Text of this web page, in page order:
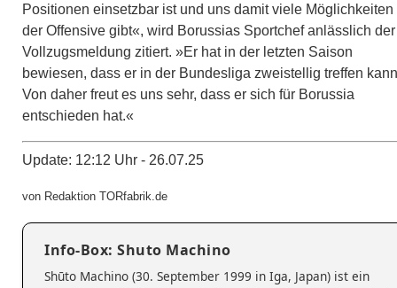
Positionen einsetzbar ist und uns damit viele Möglichkeiten
der Offensive gibt«, wird Borussias Sportchef anlässlich der
Vollzugsmeldung zitiert. »Er hat in der letzten Saison
bewiesen, dass er in der Bundesliga zweistellig treffen
Von daher freut es uns sehr, dass er sich für Borussia
entschieden hat.«
Update: 12:12 Uhr - 26.07.25
von Redaktion TORfabrik.de
Info-Box: Shuto Machino
Shūto Machino (30. September 1999 in Iga, Japan) ist ein